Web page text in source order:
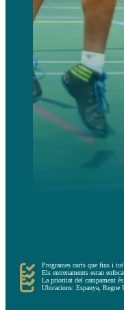
Programes curts que fins i tot
Els entrenaments estan
La prioritat del campament
Ubicacions: Espanya,